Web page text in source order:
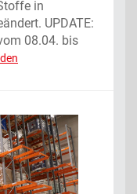
in
UPDATE:
08.04. bis